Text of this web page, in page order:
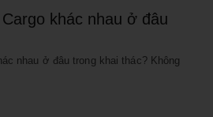
khác nhau ở đâu
nhau ở đâu trong khai thác? Không